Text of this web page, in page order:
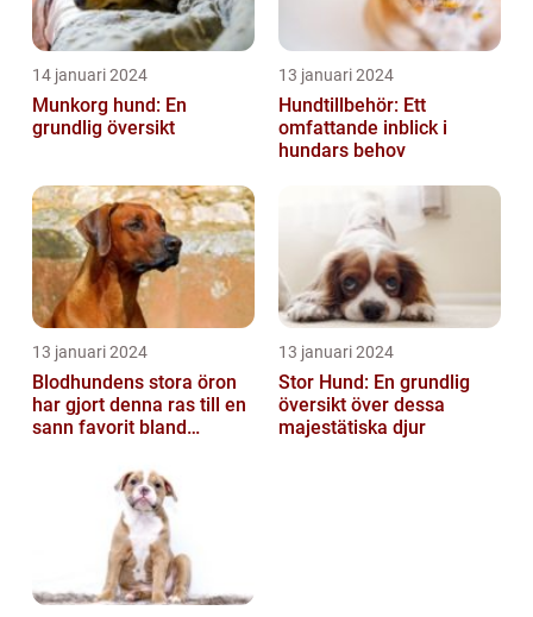
14 januari 2024
Munkorg hund: En
grundlig översikt
13 januari 2024
Hundtillbehör: Ett
omfattande inblick i
hundars behov
13 januari 2024
Blodhundens stora öron
har gjort denna ras till en
sann favorit bland
13 januari 2024
Stor Hund: En grundlig
översikt över dessa
majestätiska djur